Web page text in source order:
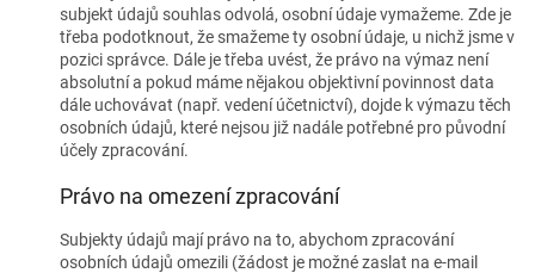
subjekt údajů souhlas odvolá, osobní údaje vymažeme. Zde je
třeba podotknout, že smažeme ty osobní údaje, u nichž jsme v
pozici správce. Dále je třeba uvést, že právo na výmaz není
absolutní a pokud máme nějakou objektivní povinnost data
dále uchovávat (např. vedení účetnictví), dojde k výmazu těch
osobních údajů, které nejsou již nadále potřebné pro původní
účely zpracování.
Právo na omezení zpracování
Subjekty údajů mají právo na to, abychom zpracování
osobních údajů omezili (žádost je možné zaslat na e-mail